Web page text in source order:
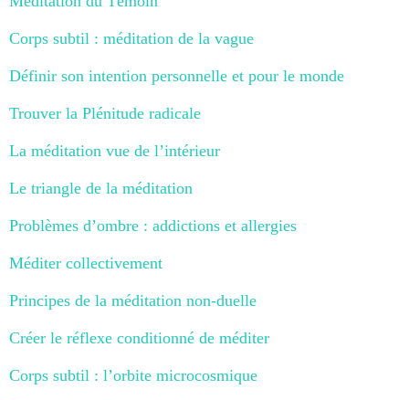
Corps subtil : méditation de la vague
Définir son intention personnelle et pour le monde
Trouver la Plénitude radicale
La méditation vue de l’intérieur
Le triangle de la méditation
Problèmes d’ombre : addictions et allergies
Méditer collectivement
Principes de la méditation non-duelle
Créer le réflexe conditionné de méditer
Corps subtil : l’orbite microcosmique